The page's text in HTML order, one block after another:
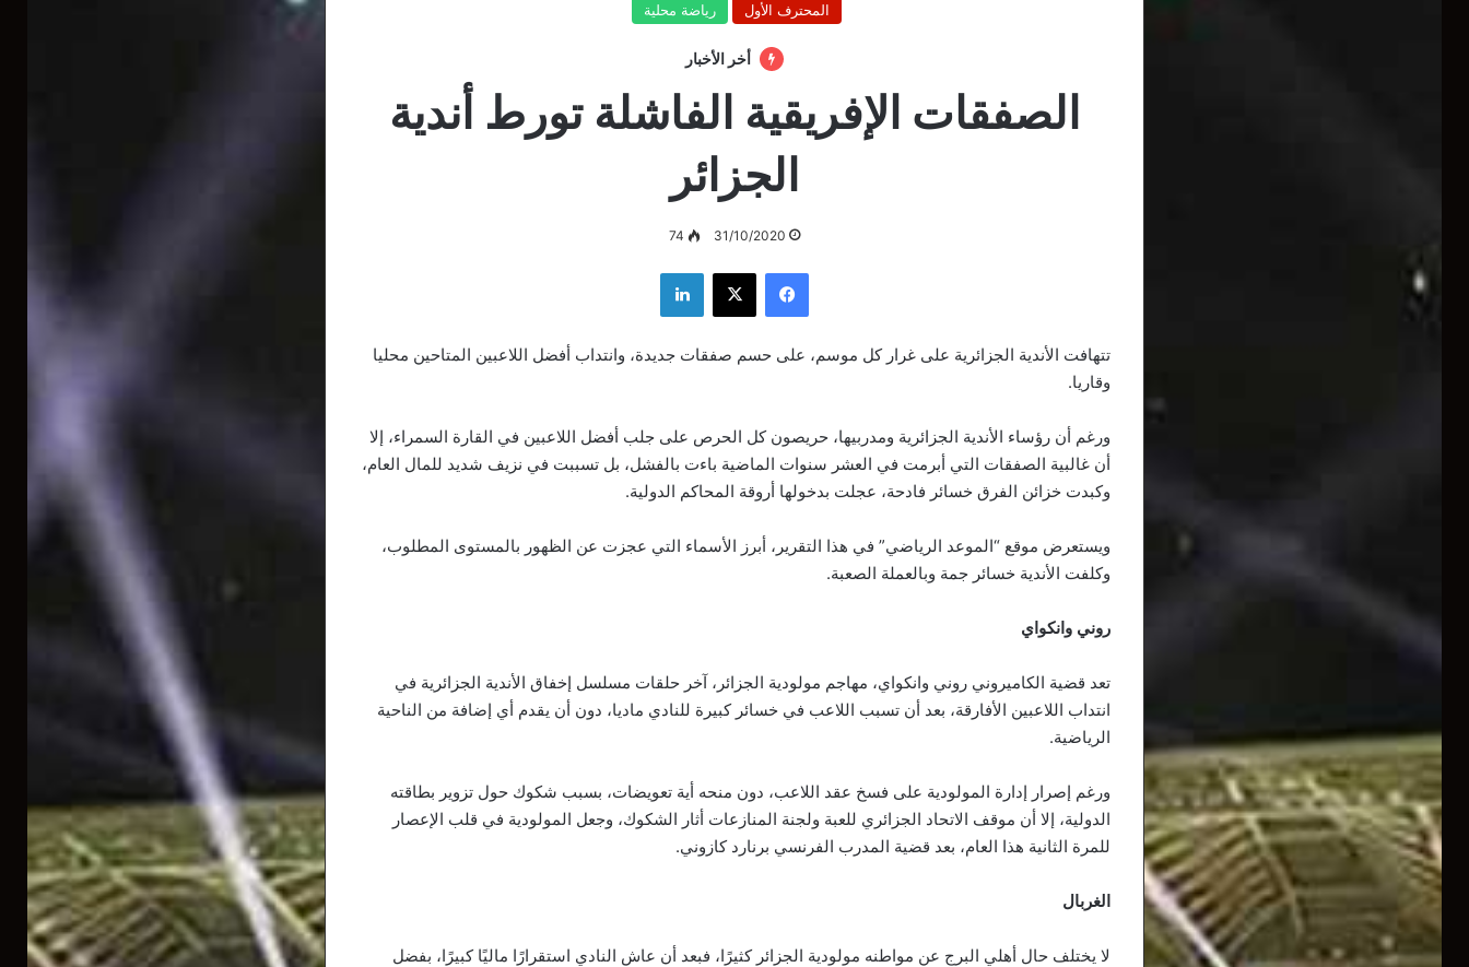
المحترف الأول رياضة محلية
أخر الأخبار
الصفقات الإفريقية الفاشلة تورط أندية
الجزائر
31/10/2020
74
فيسبوك ‫X لينكدإن
تتهافت الأندية الجزائرية على غرار كل موسم، على حسم صفقات جديدة، وانتداب أفضل اللاعبين المتاحين محليا
وقاريا.
ورغم أن رؤساء الأندية الجزائرية ومدربيها، حريصون كل الحرص على جلب أفضل اللاعبين في القارة السمراء، إلا
أن غالبية الصفقات التي أبرمت في العشر سنوات الماضية باءت بالفشل، بل تسببت في نزيف شديد للمال العام،
وكبدت خزائن الفرق خسائر فادحة، عجلت بدخولها أروقة المحاكم الدولية.
ويستعرض موقع “الموعد الرياضي” في هذا التقرير، أبرز الأسماء التي عجزت عن الظهور بالمستوى المطلوب،
وكلفت الأندية خسائر جمة وبالعملة الصعبة.
روني وانكواي
تعد قضية الكاميروني روني وانكواي، مهاجم مولودية الجزائر، آخر حلقات مسلسل إخفاق الأندية الجزائرية في
انتداب اللاعبين الأفارقة، بعد أن تسبب اللاعب في خسائر كبيرة للنادي ماديا، دون أن يقدم أي إضافة من الناحية
الرياضية.
ورغم إصرار إدارة المولودية على فسخ عقد اللاعب، دون منحه أية تعويضات، بسبب شكوك حول تزوير بطاقته
الدولية، إلا أن موقف الاتحاد الجزائري للعبة ولجنة المنازعات أثار الشكوك، وجعل المولودية في قلب الإعصار
للمرة الثانية هذا العام، بعد قضية المدرب الفرنسي برنارد كازوني.
الغربال
لا يختلف حال أهلي البرج عن مواطنه مولودية الجزائر كثيرًا، فبعد أن عاش النادي استقرارًا ماليًا كبيرًا، بفضل